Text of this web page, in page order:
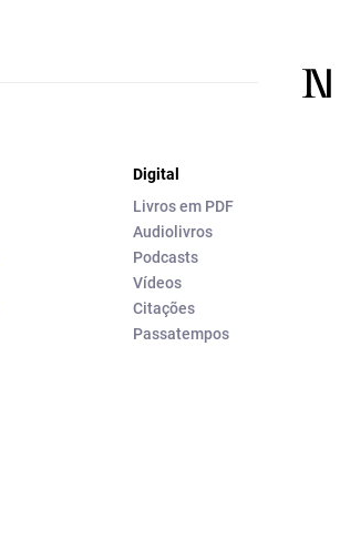
Digital
Livros em PDF
Audiolivros
Podcasts
Vídeos
Citações
Passatempos